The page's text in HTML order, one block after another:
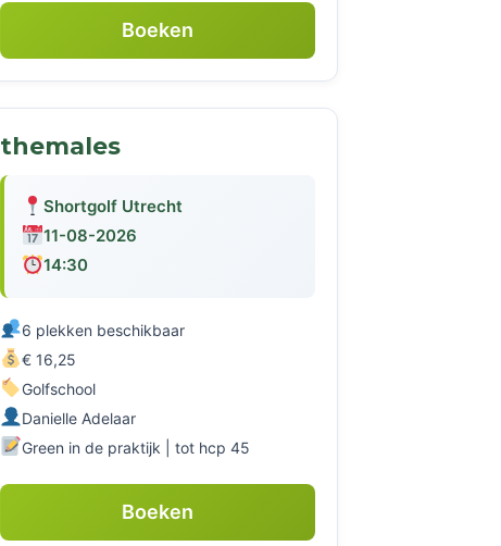
Boeken
themales
Shortgolf Utrecht
11-08-2026
14:30
6 plekken beschikbaar
€ 16,25
Golfschool
Danielle Adelaar
Green in de praktijk | tot hcp 45
Boeken